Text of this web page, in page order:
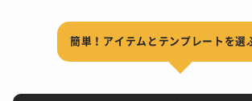
簡単！アイテムとテンプレートを選